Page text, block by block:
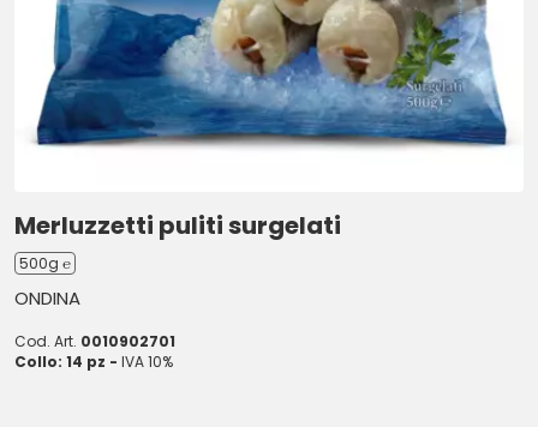
Merluzzetti puliti surgelati
500g ℮
ONDINA
Cod. Art. 0010902701
Collo: 14 pz - IVA 10%